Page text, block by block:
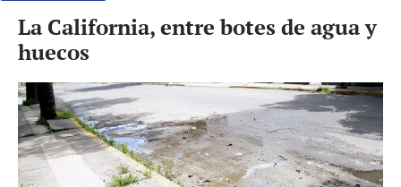
La California, entre botes de agua y
huecos